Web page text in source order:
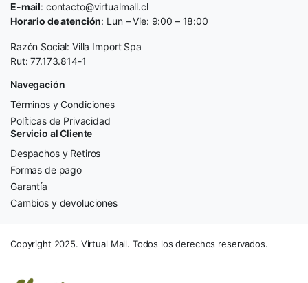
E-mail: contacto@virtualmall.cl
Horario de atención: Lun – Vie: 9:00 – 18:00
Razón Social: Villa Import Spa
Rut: 77.173.814-1
Navegación
Términos y Condiciones
Políticas de Privacidad
Servicio al Cliente
Despachos y Retiros
Formas de pago
Garantía
Cambios y devoluciones
Copyright 2025. Virtual Mall. Todos los derechos reservados.